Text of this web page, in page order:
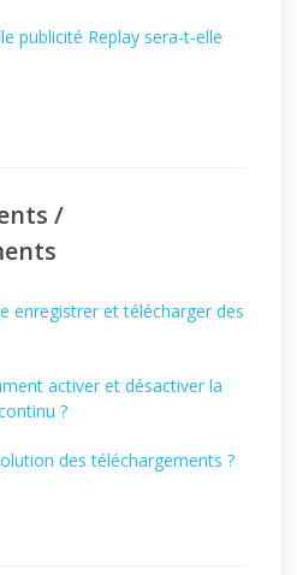
publicité Replay sera-t-elle
/
enregistrer et télécharger des
activer et désactiver la
?
des téléchargements ?